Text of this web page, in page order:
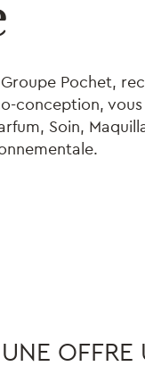
Pochet,
conception,
Soin,
UNE